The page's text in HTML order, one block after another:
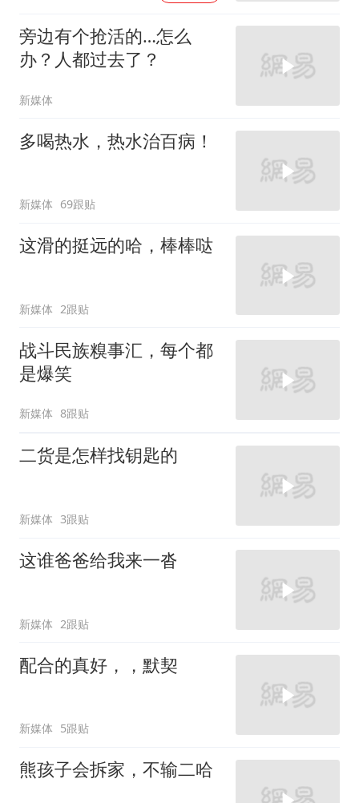
旁边有个抢活的…怎么
办？人都过去了？
新媒体
多喝热水，热水治百病！
新媒体 69跟贴
这滑的挺远的哈，棒棒哒
新媒体 2跟贴
战斗民族糗事汇，每个都
是爆笑
新媒体 8跟贴
二货是怎样找钥匙的
新媒体 3跟贴
这谁爸爸给我来一沓
新媒体 2跟贴
配合的真好，，默契
新媒体 5跟贴
熊孩子会拆家，不输二哈